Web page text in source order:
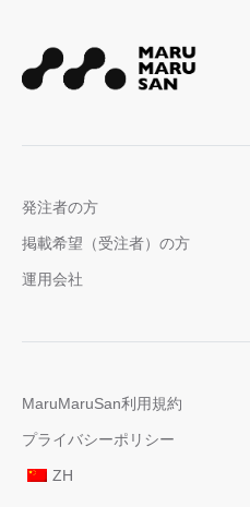
発注者の方
掲載希望（受注者）の方
運用会社
MaruMaruSan利用規約
プライバシーポリシー
ZH